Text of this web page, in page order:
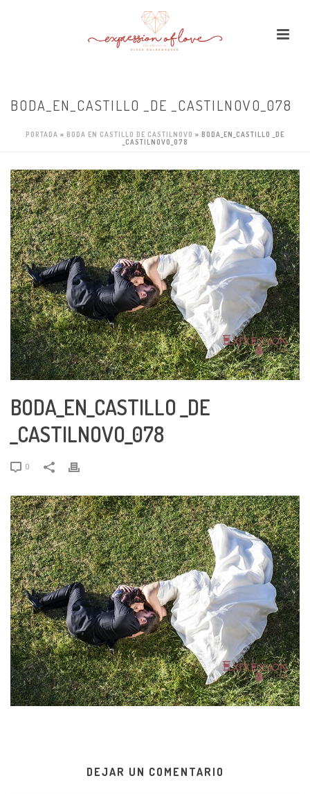
BODA_EN_CASTILLO _DE _CASTILNOVO_078
PORTADA » BODA EN CASTILLO DE CASTILNOVO » BODA_EN_CASTILLO _DE
_CASTILNOVO_078
BODA_EN_CASTILLO _DE
_CASTILNOVO_078
0
DEJAR UN COMENTARIO